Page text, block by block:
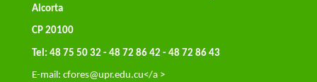
Alcorta
CP 20100
Tel: 48 75 50 32 - 48 72 86 42 - 48 72 86 43
E-mail: cfores@upr.edu.cu</a >